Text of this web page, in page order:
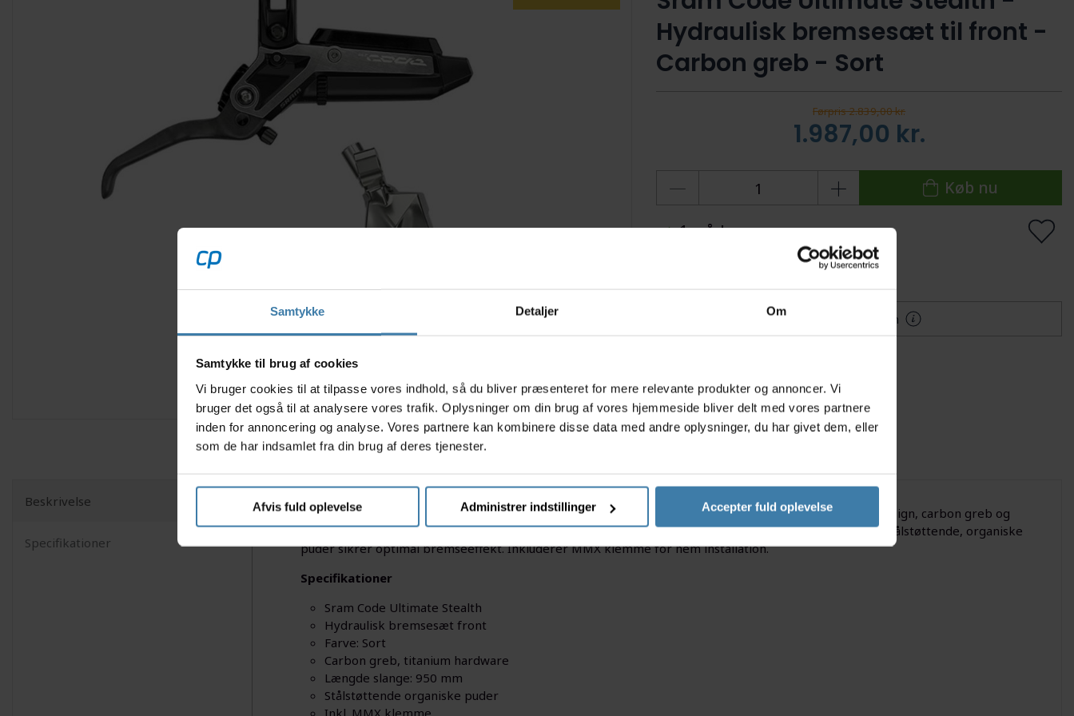
Samtykke Detaljer Om
Samtykke til brug af cookies
Vi bruger cookies til at tilpasse vores indhold, så du bliver præsenteret for mere relevante produkter og annoncer. Vi
bruger det også til at analysere vores trafik. Oplysninger om din brug af vores hjemmeside bliver delt med vores partnere
inden for annoncering og analyse. Vores partnere kan kombinere disse data med andre oplysninger, du har givet dem, eller
som de har indsamlet fra din brug af deres tjenester.
Afvis fuld oplevelse Administrer indstillinger Accepter fuld oplevelse
Hydraulisk bremsesæt til front -
Carbon greb - Sort
Førpris 2.839,00 kr.
1.987,00 kr.
Køb nu
1 på lager Levering: 1-2 dage
Tilføj til Ønskeskyen
Mere information
Beskrivelse
Specifikationer
Sram Code Ultimate Stealth er det ultimative hydrauliske bremsesæt til frontmontering. Med et sort design, carbon greb og
titanium hardware får du en let og holdbar løsning. Den 950 mm lange slange giver fleksibilitet, og de stålstøttende, organiske
puder sikrer optimal bremseeffekt. Inkluderer MMX klemme for nem installation.
Specifikationer
Sram Code Ultimate Stealth
Hydraulisk bremsesæt front
Farve: Sort
Carbon greb, titanium hardware
Længde slange: 950 mm
Stålstøttende organiske puder
Inkl. MMX klemme